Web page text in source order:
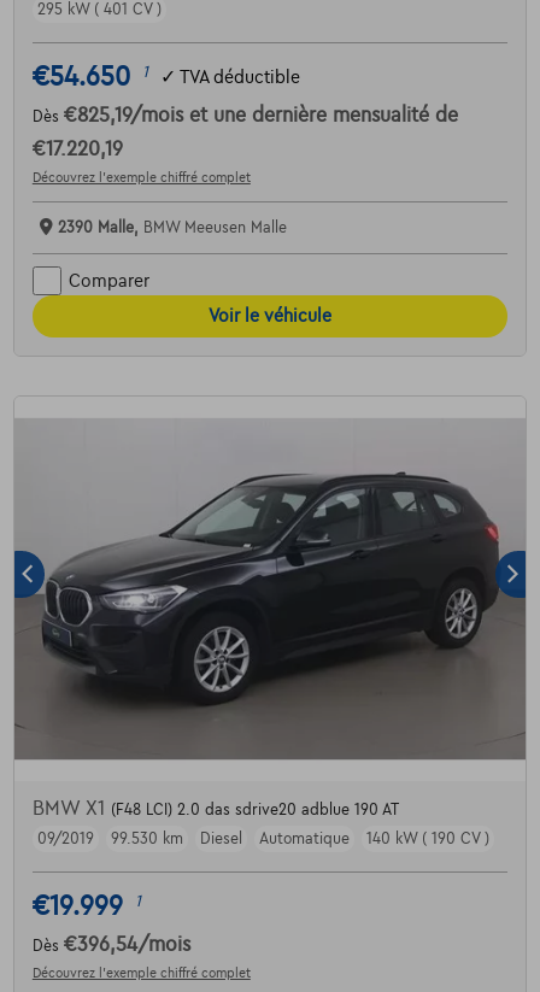
295 kW ( 401 CV )
€54.650 1 ✓ TVA déductible
Dès €825,19/mois et une dernière mensualité de
€17.220,19
Découvrez l’exemple chiffré complet
2390 Malle, BMW Meeusen Malle
Comparer
Voir le véhicule
BMW X1
(F48 LCI) 2.0 das sdrive20 adblue 190 AT
09/2019
99.530 km Diesel Automatique 140 kW ( 190 CV )
€19.999 1
Dès €396,54/mois
Découvrez l’exemple chiffré complet